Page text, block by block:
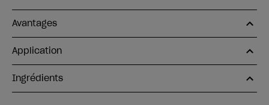
Avantages
Application
Ingrédients